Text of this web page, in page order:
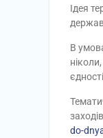
Ідея
В
do-